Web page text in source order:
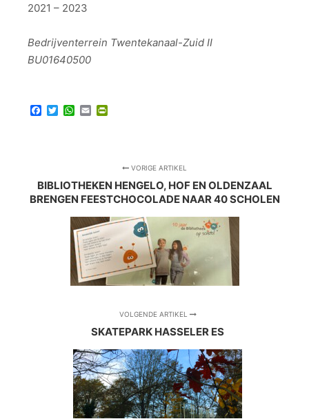
2021 – 2023
Bedrijventerrein Twentekanaal-Zuid II
BU01640500
Facebook
TwitterWhatsApp
Email
VORIGE ARTIKEL
BIBLIOTHEKEN HENGELO, HOF EN OLDENZAAL
BRENGEN FEESTCHOCOLADE NAAR 40 SCHOLEN
VOLGENDE ARTIKEL
SKATEPARK HASSELER ES